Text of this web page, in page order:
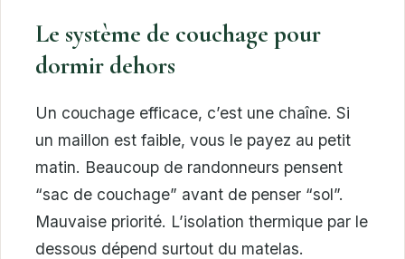
Le système de couchage pour
dormir dehors
Un couchage efficace, c’est une chaîne. Si
un maillon est faible, vous le payez au petit
matin. Beaucoup de randonneurs pensent
“sac de couchage” avant de penser “sol”.
Mauvaise priorité. L’isolation thermique par le
dessous dépend surtout du matelas.